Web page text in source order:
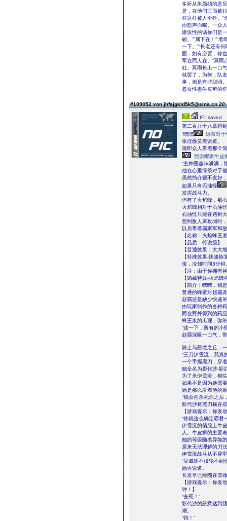
多听从朱颜硕的意
是，在他们三面被
在这样被人全歼。“
雨怒声而喝。一众
建设性的话你们是
硕。”“属下在！”“
一下。”“长老还有
面，如有必要，你
军在而人在。”冥雨
处。冥雨长出一口
就罢了，为何，队
事，倒是有些聪明
忽女性患牛皮癣的
#109052 von jhfajgkld5k5@sina.cn
IP: saved
第二百八十八章得
“嘿嘿
绿茶对于
张佳薇笑着说道。
随即众人看着那个
西安哪家牛皮
“主神恶趣味满满，
他在心里绿茶对于
虽然简介很不友好
如果只有石油怪
发挥战斗力。
但有了火焰蜂，那
火焰蜂相对于石油
石油怪只能在遇到
想到敌人来攻城时
以后带着霸家军和
【名称：火焰蜂王
【品质：传说级】
【普通效果：大大
【特殊效果-快速
值，冷却时间3分钟
【注：由于你拥有
【隐藏特效-火焰
【简介：嘿嘿，
普通的蜂蜜对赵霸
赵霸还是缺少快速
由玩家制作的各种
而在野外得到的药
蜂王浆的出现，弥
“这一下，所有的小
赵霸深吸一口气，
骑士与恶龙之丘，
“三刀伊雪流，我真
一个手握黑刀，穿
她全名为影代沙-影
为了杀伊雪流，柳
如果不是因为她需
她是那么爱着他的
“我会在杀死你之后
影代沙将黑刀横在
【游戏提示：你发
“你就这么确定霸君
伊雪流的俏脸上牛
人。牛皮癣的主要
她的等级随着异能
原来无法理解的刀
伊雪流战斗从不穿
“吴威途不仅轮不到
她再说道。
长发早已经圈在雪
【游戏提示：你发
钟！】
“去死！”
影代沙的怒意达到
潮。
“铛！”